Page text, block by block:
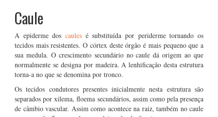
Caule
A epiderme dos caules é substituída por periderme tornando os
tecidos mais resistentes. O córtex deste órgão é mais pequeno que a
sua medula. O crescimento secundário no caule dá origem ao que
normalmente se designa por madeira. A lenhificação desta estrutura
torna-a no que se denomina por tronco.
Os tecidos condutores presentes inicialmente nesta estrutura são
separados por xilema, floema secundários, assim como pela presença
de câmbio vascular. Assim como acontece na raiz, também no caule